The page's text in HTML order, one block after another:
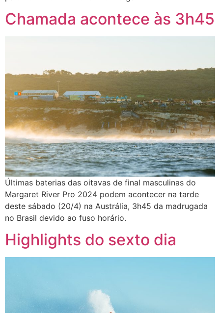
Chamada acontece às 3h45
Últimas baterias das oitavas de final masculinas do
Margaret River Pro 2024 podem acontecer na tarde
deste sábado (20/4) na Austrália, 3h45 da madrugada
no Brasil devido ao fuso horário.
Highlights do sexto dia